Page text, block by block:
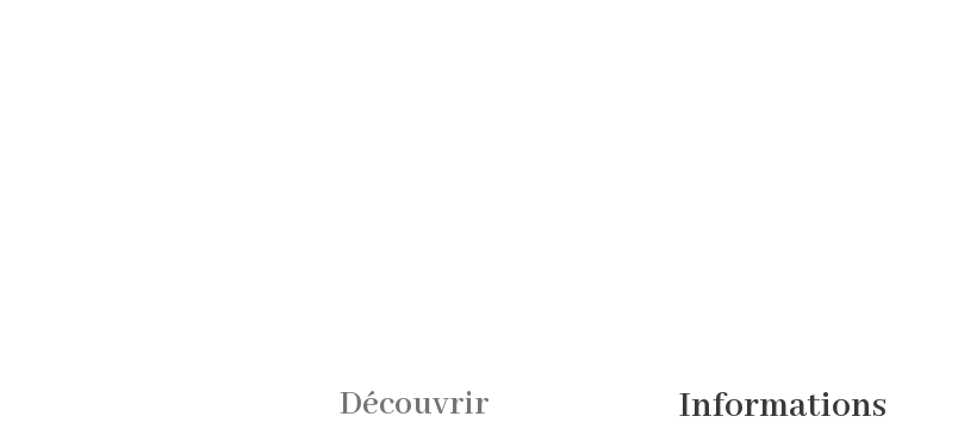
Découvrir Informations